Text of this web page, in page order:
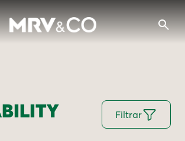
Filtrar